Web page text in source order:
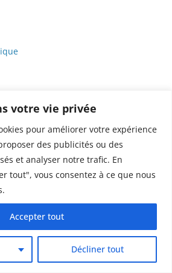
votre vie privée
pour améliorer votre expérience
des publicités ou des
et analyser notre trafic. En
tout", vous consentez à ce que nous
Décliner tout
Accepter tout